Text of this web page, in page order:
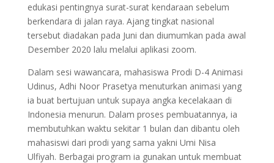
edukasi pentingnya surat-surat kendaraan sebelum
berkendara di jalan raya. Ajang tingkat nasional
tersebut diadakan pada Juni dan diumumkan pada awal
Desember 2020 lalu melalui aplikasi zoom.
Dalam sesi wawancara, mahasiswa Prodi D-4 Animasi
Udinus, Adhi Noor Prasetya menuturkan animasi yang
ia buat bertujuan untuk supaya angka kecelakaan di
Indonesia menurun. Dalam proses pembuatannya, ia
membutuhkan waktu sekitar 1 bulan dan dibantu oleh
mahasiswi dari prodi yang sama yakni Umi Nisa
Ulfiyah. Berbagai program ia gunakan untuk membuat